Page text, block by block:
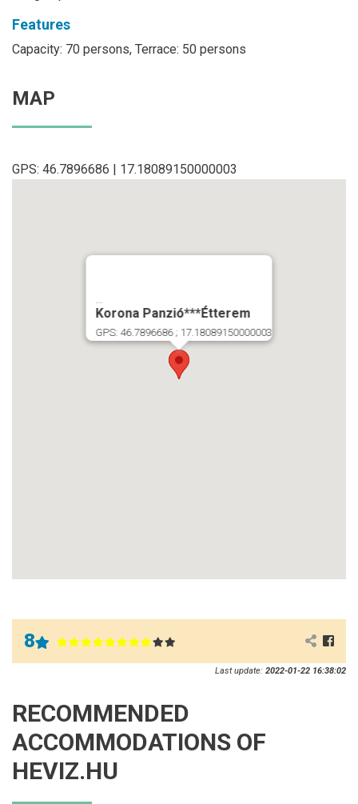
Features
Capacity: 70 persons, Terrace: 50 persons
MAP
GPS: 46.7896686 | 17.18089150000003
...
Korona Panzió***Étterem
GPS: 46.7896686 ; 17.18089150000003
8
Last update: 2022-01-22 16:38:02
RECOMMENDED
ACCOMMODATIONS OF
HEVIZ.HU